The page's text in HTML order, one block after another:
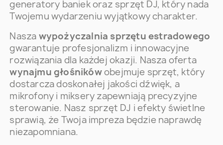
generatory baniek oraz sprzęt DJ, który nada
Twojemu wydarzeniu wyjątkowy charakter.
Nasza wypożyczalnia sprzętu estradowego
gwarantuje profesjonalizm i innowacyjne
rozwiązania dla każdej okazji. Nasza oferta
wynajmu głośnikówobejmuje sprzęt, który
dostarcza doskonałej jakości dźwięk, a
mikrofony i miksery zapewniają precyzyjne
sterowanie. Nasz sprzęt DJ i efekty świetlne
sprawią, że Twoja impreza będzie naprawdę
niezapomniana.